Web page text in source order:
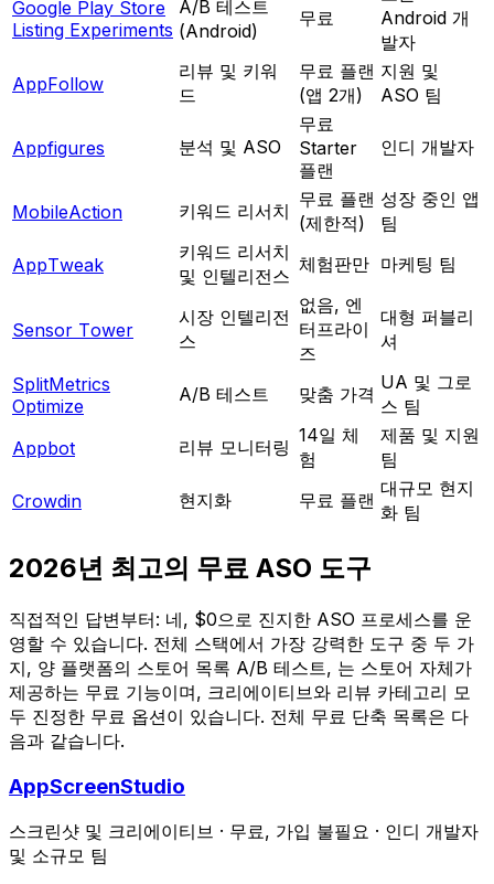
Google Play Store
Listing Experiments
A/B 테스트
(Android)
무료
Android 개
발자
AppFollow
리뷰 및 키워
드
무료 플랜
(앱 2개)
지원 및
ASO 팀
Appfigures 분석 및 ASO
무료
Starter
플랜
인디 개발자
MobileAction 키워드 리서치
무료 플랜
(제한적)
성장 중인 앱
팀
AppTweak
키워드 리서치
및 인텔리전스
체험판만 마케팅 팀
Sensor Tower
시장 인텔리전
스
없음, 엔
터프라이
즈
대형 퍼블리
셔
SplitMetrics
Optimize
A/B 테스트 맞춤 가격
UA 및 그로
스 팀
Appbot
리뷰 모니터링
14일 체
험
제품 및 지원
팀
Crowdin
현지화 무료 플랜
대규모 현지
화 팀
2026년 최고의 무료 ASO 도구
직접적인 답변부터: 네, $0으로 진지한 ASO 프로세스를 운
영할 수 있습니다. 전체 스택에서 가장 강력한 도구 중 두 가
지, 양 플랫폼의 스토어 목록 A/B 테스트, 는 스토어 자체가
제공하는 무료 기능이며, 크리에이티브와 리뷰 카테고리 모
두 진정한 무료 옵션이 있습니다. 전체 무료 단축 목록은 다
음과 같습니다.
AppScreenStudio
스크린샷 및 크리에이티브 · 무료, 가입 불필요 · 인디 개발자
및 소규모 팀